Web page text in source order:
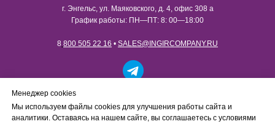
Менеджер cookies
Мы используем файлы cookies для улучшения работы сайта и
аналитики. Оставаясь на нашем сайте, вы соглашаетесь с условиями
Работаем только с юридическими лицами в рамках
B2B-сотрудничества. Сайт носит информационный
характер, не является интернет-магазином и не
осуществляет розничную продажу товаров
г. Энгельс, ул. Маяковского, д. 4, офис 308 а
График работы: ПН—ПТ: 8: 00—18:00
8 800 505 22 16 • SALES@INGIRCOMPANY.RU